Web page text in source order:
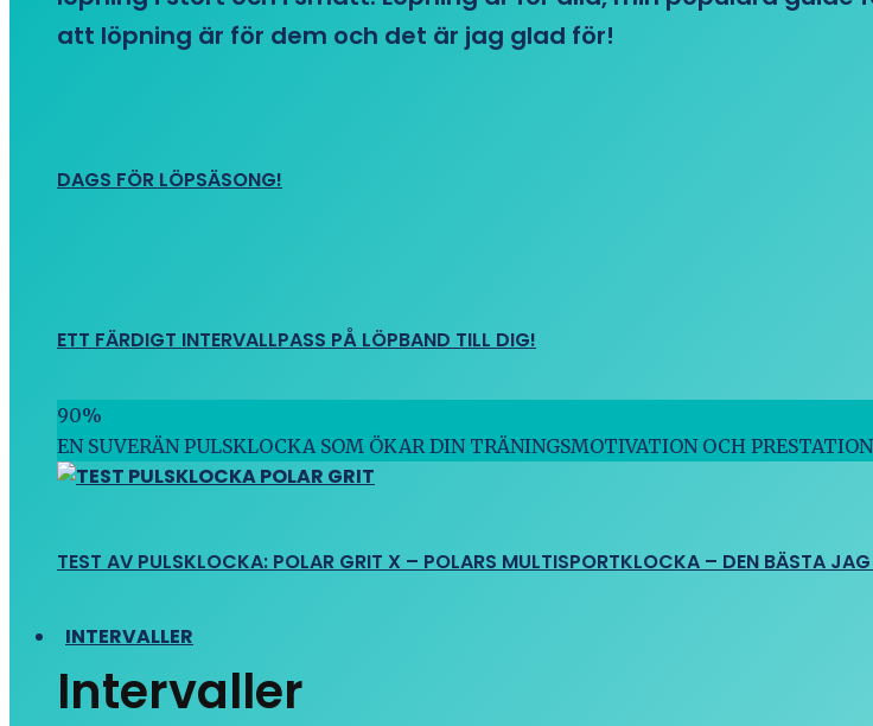
att löpning är för dem och det är jag glad för!
DAGS FÖR LÖPSÄSONG!
ETT FÄRDIGT INTERVALLPASS PÅ LÖPBAND TILL DIG!
90%
EN SUVERÄN PULSKLOCKA SOM ÖKAR DIN TRÄNINGSMOTIVATION OCH
TEST AV PULSKLOCKA: POLAR GRIT X – POLARS MULTISPORTKLOCKA – DEN BÄSTA
INTERVALLER
Intervaller